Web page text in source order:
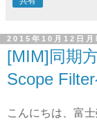
2015年10月12日月
[MIM]同期
Scope
こんにちは、富士